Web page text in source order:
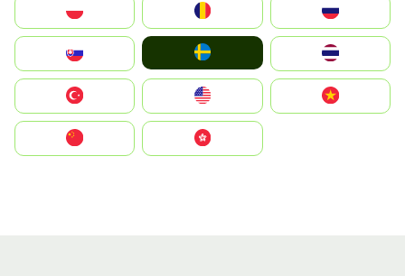
United States
中國香港特別行政區